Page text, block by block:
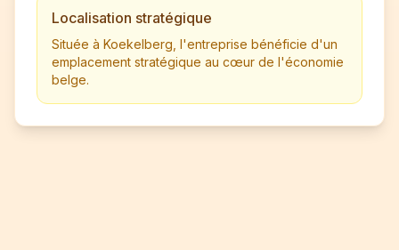
Localisation stratégique
Située à Koekelberg, l'entreprise bénéficie d'un
emplacement stratégique au cœur de l'économie
belge.